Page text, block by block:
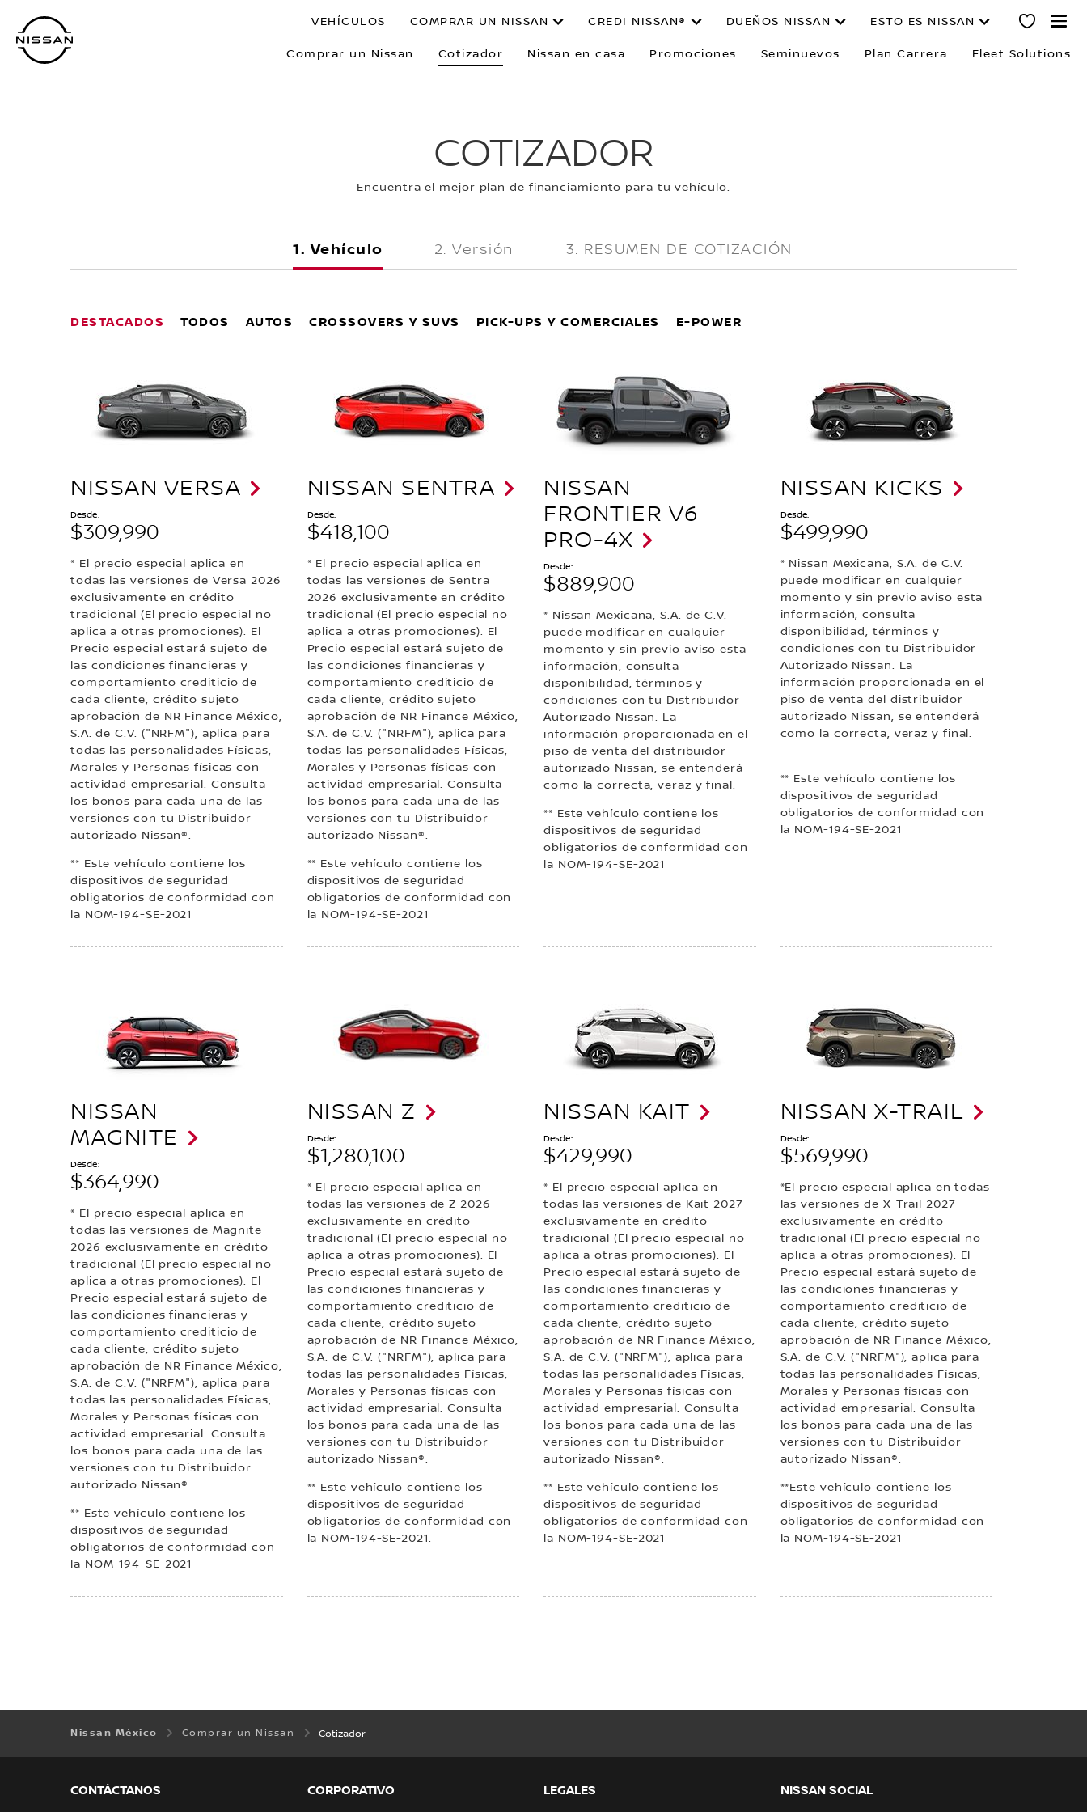
contenido
principal
VEHÍCULOS COMPRAR UN NISSAN CREDI NISSAN® DUEÑOS NISSAN ESTO ES NISSAN
Comprar un Nissan Cotizador Nissan en casa Promociones Seminuevos Plan Carrera Fleet Solutions
COTIZADOR
Encuentra el mejor plan de financiamiento para tu vehículo.
Vehículo Versión RESUMEN DE COTIZACIÓN
DESTACADOS TODOS AUTOS CROSSOVERS Y SUVS PICK-UPS Y COMERCIALES E-POWER
NISSAN VERSA
Desde:
$309,990
* El precio especial aplica en
todas las versiones de Versa 2026
exclusivamente en crédito
tradicional (El precio especial no
aplica a otras promociones). El
Precio especial estará sujeto de
las condiciones financieras y
comportamiento crediticio de
cada cliente, crédito sujeto
aprobación de NR Finance México,
S.A. de C.V. ("NRFM"), aplica para
todas las personalidades Físicas,
Morales y Personas físicas con
actividad empresarial. Consulta
los bonos para cada una de las
versiones con tu Distribuidor
autorizado Nissan®.
** Este vehículo contiene los
dispositivos de seguridad
obligatorios de conformidad con
la NOM-194-SE-2021
NISSAN SENTRA
Desde:
$418,100
* El precio especial aplica en
todas las versiones de Sentra
2026 exclusivamente en crédito
tradicional (El precio especial no
aplica a otras promociones). El
Precio especial estará sujeto de
las condiciones financieras y
comportamiento crediticio de
cada cliente, crédito sujeto
aprobación de NR Finance México,
S.A. de C.V. ("NRFM"), aplica para
todas las personalidades Físicas,
Morales y Personas físicas con
actividad empresarial. Consulta
los bonos para cada una de las
versiones con tu Distribuidor
autorizado Nissan®.
** Este vehículo contiene los
dispositivos de seguridad
obligatorios de conformidad con
la NOM-194-SE-2021
NISSAN
FRONTIER V6
PRO-4X
Desde:
$889,900
* Nissan Mexicana, S.A. de C.V.
puede modificar en cualquier
momento y sin previo aviso esta
información, consulta
disponibilidad, términos y
condiciones con tu Distribuidor
Autorizado Nissan. La
información proporcionada en el
piso de venta del distribuidor
autorizado Nissan, se entenderá
como la correcta, veraz y final.
** Este vehículo contiene los
dispositivos de seguridad
obligatorios de conformidad con
la NOM-194-SE-2021
NISSAN KICKS
Desde:
$499,990
* Nissan Mexicana, S.A. de C.V.
puede modificar en cualquier
momento y sin previo aviso esta
información, consulta
disponibilidad, términos y
condiciones con tu Distribuidor
Autorizado Nissan. La
información proporcionada en el
piso de venta del distribuidor
autorizado Nissan, se entenderá
como la correcta, veraz y final.
** Este vehículo contiene los
dispositivos de seguridad
obligatorios de conformidad con
la NOM-194-SE-2021
NISSAN
MAGNITE
Desde:
$364,990
* El precio especial aplica en
todas las versiones de Magnite
2026 exclusivamente en crédito
tradicional (El precio especial no
aplica a otras promociones). El
Precio especial estará sujeto de
las condiciones financieras y
comportamiento crediticio de
cada cliente, crédito sujeto
aprobación de NR Finance México,
S.A. de C.V. ("NRFM"), aplica para
todas las personalidades Físicas,
Morales y Personas físicas con
actividad empresarial. Consulta
los bonos para cada una de las
versiones con tu Distribuidor
autorizado Nissan®.
** Este vehículo contiene los
dispositivos de seguridad
obligatorios de conformidad con
la NOM-194-SE-2021
NISSAN Z
Desde:
$1,280,100
* El precio especial aplica en
todas las versiones de Z 2026
exclusivamente en crédito
tradicional (El precio especial no
aplica a otras promociones). El
Precio especial estará sujeto de
las condiciones financieras y
comportamiento crediticio de
cada cliente, crédito sujeto
aprobación de NR Finance México,
S.A. de C.V. ("NRFM"), aplica para
todas las personalidades Físicas,
Morales y Personas físicas con
actividad empresarial. Consulta
los bonos para cada una de las
versiones con tu Distribuidor
autorizado Nissan®.
** Este vehículo contiene los
dispositivos de seguridad
obligatorios de conformidad con
la NOM-194-SE-2021.
NISSAN KAIT
Desde:
$429,990
* El precio especial aplica en
todas las versiones de Kait 2027
exclusivamente en crédito
tradicional (El precio especial no
aplica a otras promociones). El
Precio especial estará sujeto de
las condiciones financieras y
comportamiento crediticio de
cada cliente, crédito sujeto
aprobación de NR Finance México,
S.A. de C.V. ("NRFM"), aplica para
todas las personalidades Físicas,
Morales y Personas físicas con
actividad empresarial. Consulta
los bonos para cada una de las
versiones con tu Distribuidor
autorizado Nissan®.
** Este vehículo contiene los
dispositivos de seguridad
obligatorios de conformidad con
la NOM-194-SE-2021
NISSAN X-TRAIL
Desde:
$569,990
*El precio especial aplica en todas
las versiones de X-Trail 2027
exclusivamente en crédito
tradicional (El precio especial no
aplica a otras promociones). El
Precio especial estará sujeto de
las condiciones financieras y
comportamiento crediticio de
cada cliente, crédito sujeto
aprobación de NR Finance México,
S.A. de C.V. ("NRFM"), aplica para
todas las personalidades Físicas,
Morales y Personas físicas con
actividad empresarial. Consulta
los bonos para cada una de las
versiones con tu Distribuidor
autorizado Nissan®.
**Este vehículo contiene los
dispositivos de seguridad
obligatorios de conformidad con
la NOM-194-SE-2021
Nissan México Comprar un Nissan Cotizador
CONTÁCTANOS CORPORATIVO LEGALES NISSAN SOCIAL